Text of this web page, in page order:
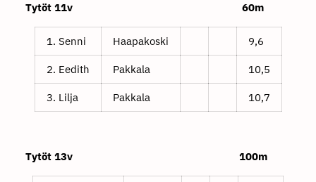
Tytöt 11v 60m
1. Senni Haapakoski 9,6
2. Eedith Pakkala 10,5
3. Lilja Pakkala 10,7
Tytöt 13v 100m